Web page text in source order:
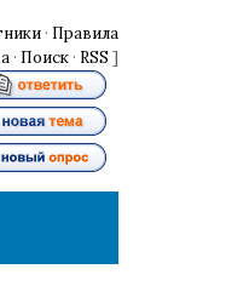
· Правила
· Поиск · RSS ]